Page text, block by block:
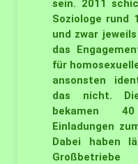
sein. 2011
Soziologe rund
und zwar
das
für
ansonsten
das nicht.
bekamen
Einladungen
Dabei haben